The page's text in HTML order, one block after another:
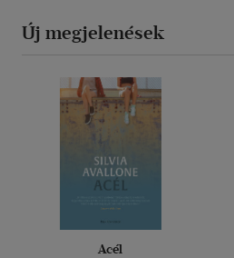
Új megjelenések
Acél